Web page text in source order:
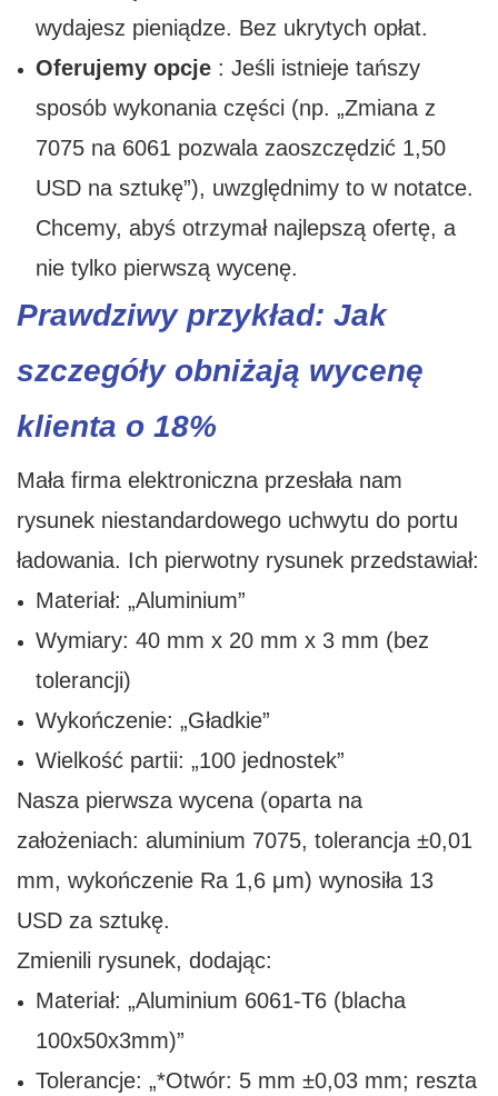
wydajesz pieniądze. Bez ukrytych opłat.
Oferujemy opcje: Jeśli istnieje tańszy
sposób wykonania części (np. „Zmiana z
7075 na 6061 pozwala zaoszczędzić 1,50
USD na sztukę”), uwzględnimy to w notatce.
Chcemy, abyś otrzymał najlepszą ofertę, a
nie tylko pierwszą wycenę.
Prawdziwy przykład: Jak
szczegóły obniżają wycenę
klienta o 18%
Mała firma elektroniczna przesłała nam
rysunek niestandardowego uchwytu do portu
ładowania. Ich pierwotny rysunek przedstawiał:
Materiał: „Aluminium”
Wymiary: 40 mm x 20 mm x 3 mm (bez
tolerancji)
Wykończenie: „Gładkie”
Wielkość partii: „100 jednostek”
Nasza pierwsza wycena (oparta na
założeniach: aluminium 7075, tolerancja ±0,01
mm, wykończenie Ra 1,6 μm) wynosiła 13
USD za sztukę.
Zmienili rysunek, dodając:
Materiał: „Aluminium 6061-T6 (blacha
100x50x3mm)”
Tolerancje: „*Otwór: 5 mm ±0,03 mm; reszta